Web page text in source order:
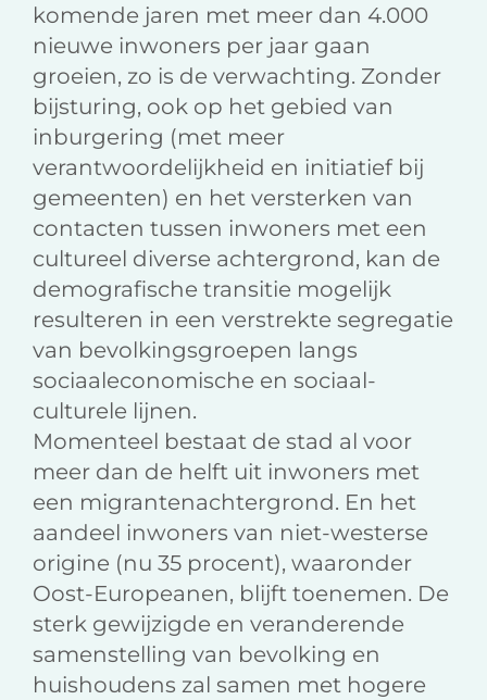
komende jaren met meer dan 4.000
nieuwe inwoners per jaar gaan
groeien, zo is de verwachting. Zonder
bijsturing, ook op het gebied van
inburgering (met meer
verantwoordelijkheid en initiatief bij
gemeenten) en het versterken van
contacten tussen inwoners met een
cultureel diverse achtergrond, kan de
demografische transitie mogelijk
resulteren in een verstrekte segregatie
van bevolkingsgroepen langs
sociaaleconomische en sociaal-
culturele lijnen.
Momenteel bestaat de stad al voor
meer dan de helft uit inwoners met
een migrantenachtergrond. En het
aandeel inwoners van niet-westerse
origine (nu 35 procent), waaronder
Oost-Europeanen, blijft toenemen. De
sterk gewijzigde en veranderende
samenstelling van bevolking en
huishoudens zal samen met hogere